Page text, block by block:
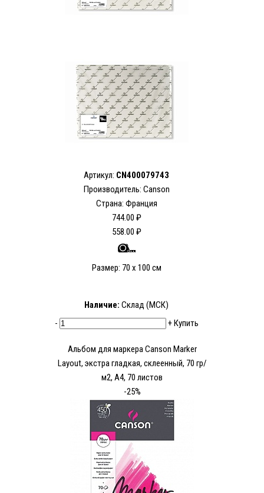
Артикул: CN400079743
Производитель: Canson
Страна: Франция
744.00 ₽
558.00 ₽
Размер: 70 x 100 см
Наличие: Склад (МСК)
-
+Купить
Альбом для маркера Canson Marker
Layout, экстра гладкая, склеенный, 70 гр/
м2, A4, 70 листов
-25%